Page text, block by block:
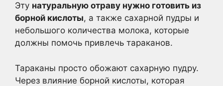
Эту натуральную отраву нужно готовить из
борной кислоты, а также сахарной пудры и
небольшого количества молока, которые
должны помочь привлечь тараканов.
Тараканы просто обожают сахарную пудру.
Через влияние борной кислоты, которая